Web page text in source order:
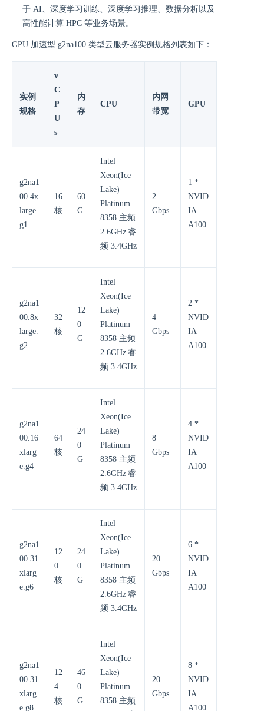
于 AI、深度学习训练、深度学习推理、数据分析以及
高性能计算 HPC 等业务场景。
GPU 加速型 g2na100 类型云服务器实例规格列表如下：
实例
规格
v
C
P
U
s
内
存
CPU
内网
带宽
GPU
g2na1
00.4x
large.
g1
16
核
60
G
Intel
Xeon(Ice
Lake)
Platinum
8358 主频
2.6GHz|睿
频 3.4GHz
2
Gbps
1 *
NVID
IA
A100
g2na1
00.8x
large.
g2
32
核
12
0
G
Intel
Xeon(Ice
Lake)
Platinum
8358 主频
2.6GHz|睿
频 3.4GHz
4
Gbps
2 *
NVID
IA
A100
g2na1
00.16
xlarg
e.g4
64
核
24
0
G
Intel
Xeon(Ice
Lake)
Platinum
8358 主频
2.6GHz|睿
频 3.4GHz
8
Gbps
4 *
NVID
IA
A100
g2na1
00.31
xlarg
e.g6
12
0
核
24
0
G
Intel
Xeon(Ice
Lake)
Platinum
8358 主频
2.6GHz|睿
频 3.4GHz
20
Gbps
6 *
NVID
IA
A100
g2na1
00.31
xlarg
e.g8
12
4
核
46
0
G
Intel
Xeon(Ice
Lake)
Platinum
8358 主频
20
Gbps
8 *
NVID
IA
A100